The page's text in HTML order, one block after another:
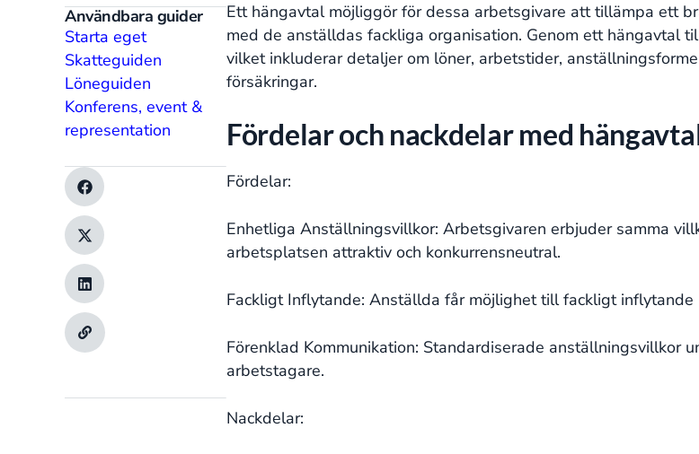
Användbara guider
Starta eget
Skatteguiden
Löneguiden
Konferens, event &
representation
Ett hängavtal möjliggör för dessa arbetsgivare att tillämpa ett
med de anställdas fackliga organisation. Genom ett hängavtal
vilket inkluderar detaljer om löner, arbetstider,
försäkringar.
Fördelar och nackdelar med
Fördelar:
Enhetliga Anställningsvillkor: Arbetsgivaren erbjuder samma
arbetsplatsen attraktiv och konkurrensneutral.
Fackligt Inflytande: Anställda får möjlighet till fackligt inflytande
Förenklad Kommunikation: Standardiserade anställningsvillkor
arbetstagare.
Nackdelar: